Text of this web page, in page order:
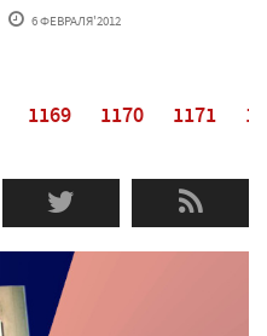
6 ФЕВРАЛЯ'2012
1169 1170 1171